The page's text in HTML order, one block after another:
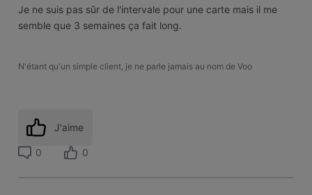
Je ne suis pas sûr de l'intervale pour une carte mais il me
semble que 3 semaines ça fait long.
N'étant qu'un simple client, je ne parle jamais au nom de Voo
J'aime
0 0